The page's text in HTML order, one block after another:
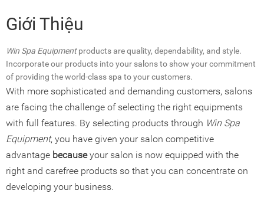
Giới Thiệu
Win Spa Equipmentproducts are quality, dependability, and style.
Incorporate our products into your salons to show your commitment
of providing the world-class spa to your customers.
With more sophisticated and demanding customers, salons
are facing the challenge of selecting the right equipments
with full features. By selecting products through Win Spa
Equipment, you have given your salon competitive
advantage becauseyour salon is now equipped with the
right and carefree products so that you can concentrate on
developing your business.